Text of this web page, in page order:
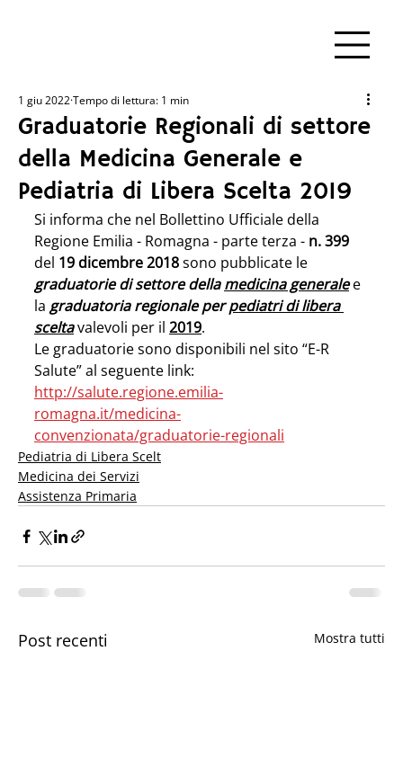
Graduatorie Regionali di settore
della Medicina Generale e
Pediatria di Libera Scelta 2019
1 giu 2022Tempo di lettura: 1 min
Si informa che nel Bollettino Ufficiale della
Regione Emilia - Romagna - parte terza - n. 399
del 19 dicembre 2018 sono pubblicate le
graduatorie di settore della medicina generale e
la graduatoria regionale per pediatri di libera
scelta valevoli per il 2019.
Le graduatorie sono disponibili nel sito “E-R
Salute” al seguente link:
http://salute.regione.emilia-
romagna.it/medicina-
convenzionata/graduatorie-regionali
Pediatria di Libera Scelt
Medicina dei Servizi
Assistenza Primaria
Post recenti Mostra tutti